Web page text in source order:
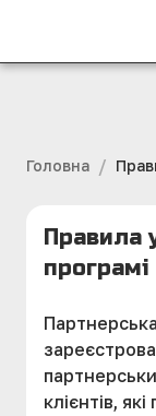
Головна /
Правила
програмі
клієнтів,